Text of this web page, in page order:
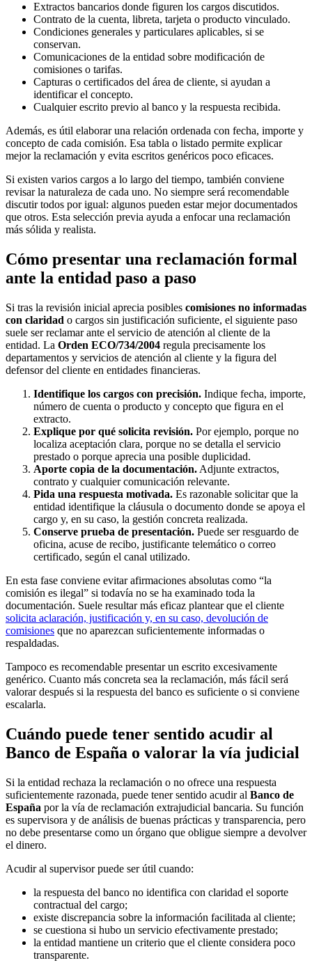
Extractos bancarios donde figuren los cargos discutidos.
Contrato de la cuenta, libreta, tarjeta o producto vinculado.
Condiciones generales y particulares aplicables, si se
conservan.
Comunicaciones de la entidad sobre modificación de
comisiones o tarifas.
Capturas o certificados del área de cliente, si ayudan a
identificar el concepto.
Cualquier escrito previo al banco y la respuesta recibida.
Además, es útil elaborar una relación ordenada con fecha, importe y
concepto de cada comisión. Esa tabla o listado permite explicar
mejor la reclamación y evita escritos genéricos poco eficaces.
Si existen varios cargos a lo largo del tiempo, también conviene
revisar la naturaleza de cada uno. No siempre será recomendable
discutir todos por igual: algunos pueden estar mejor documentados
que otros. Esta selección previa ayuda a enfocar una reclamación
más sólida y realista.
Cómo presentar una reclamación formal
ante la entidad paso a paso
Si tras la revisión inicial aprecia posibles comisiones no informadas
con claridad o cargos sin justificación suficiente, el siguiente paso
suele ser reclamar ante el servicio de atención al cliente de la
entidad. La Orden ECO/734/2004 regula precisamente los
departamentos y servicios de atención al cliente y la figura del
defensor del cliente en entidades financieras.
Identifique los cargos con precisión. Indique fecha, importe,
número de cuenta o producto y concepto que figura en el
extracto.
Explique por qué solicita revisión. Por ejemplo, porque no
localiza aceptación clara, porque no se detalla el servicio
prestado o porque aprecia una posible duplicidad.
Aporte copia de la documentación. Adjunte extractos,
contrato y cualquier comunicación relevante.
Pida una respuesta motivada. Es razonable solicitar que la
entidad identifique la cláusula o documento donde se apoya el
cargo y, en su caso, la gestión concreta realizada.
Conserve prueba de presentación. Puede ser resguardo de
oficina, acuse de recibo, justificante telemático o correo
certificado, según el canal utilizado.
En esta fase conviene evitar afirmaciones absolutas como “la
comisión es ilegal” si todavía no se ha examinado toda la
documentación. Suele resultar más eficaz plantear que el cliente
solicita aclaración, justificación y, en su caso, devolución de
comisiones que no aparezcan suficientemente informadas o
respaldadas.
Tampoco es recomendable presentar un escrito excesivamente
genérico. Cuanto más concreta sea la reclamación, más fácil será
valorar después si la respuesta del banco es suficiente o si conviene
escalarla.
Cuándo puede tener sentido acudir al
Banco de España o valorar la vía judicial
Si la entidad rechaza la reclamación o no ofrece una respuesta
suficientemente razonada, puede tener sentido acudir al Banco de
España por la vía de reclamación extrajudicial bancaria. Su función
es supervisora y de análisis de buenas prácticas y transparencia, pero
no debe presentarse como un órgano que obligue siempre a devolver
el dinero.
Acudir al supervisor puede ser útil cuando:
la respuesta del banco no identifica con claridad el soporte
contractual del cargo;
existe discrepancia sobre la información facilitada al cliente;
se cuestiona si hubo un servicio efectivamente prestado;
la entidad mantiene un criterio que el cliente considera poco
transparente.